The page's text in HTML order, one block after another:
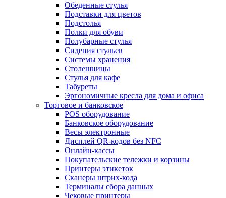
Обеденные стулья
Подставки для цветов
Подстолья
Полки для обуви
Полубарные стулья
Сидения стульев
Системы хранения
Столешницы
Стулья для кафе
Табуреты
Эргономичные кресла для дома и офиса
Торговое и банковское
POS оборудование
Банковское оборудование
Весы электронные
Дисплей QR-кодов без NFC
Онлайн-кассы
Покупательские тележки и корзины
Принтеры этикеток
Сканеры штрих-кода
Терминалы сбора данных
Чековые принтеры